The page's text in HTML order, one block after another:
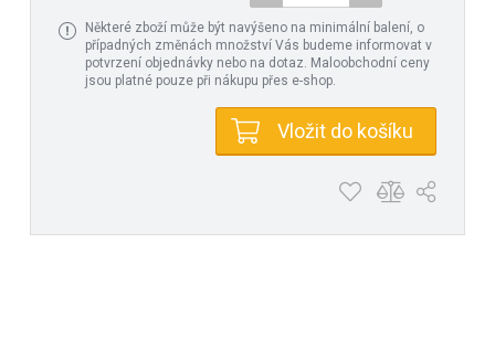
Některé zboží může být navýšeno na minimální balení, o
případných změnách množství Vás budeme informovat v
potvrzení objednávky nebo na dotaz. Maloobchodní ceny
jsou platné pouze při nákupu přes e-shop.
Vložit do košíku